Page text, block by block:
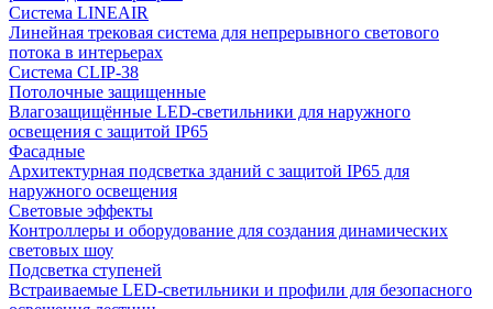
Система LINEAIR
Линейная трековая система для непрерывного светового
потока в интерьерах
Система CLIP-38
Потолочные защищенные
Влагозащищённые LED-светильники для наружного
освещения с защитой IP65
Фасадные
Архитектурная подсветка зданий с защитой IP65 для
наружного освещения
Световые эффекты
Контроллеры и оборудование для создания динамических
световых шоу
Подсветка ступеней
Встраиваемые LED-светильники и профили для безопасного